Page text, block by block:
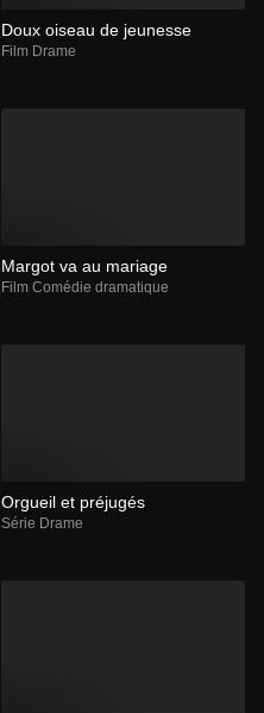
Doux oiseau de jeunesse
Film Drame
Margot va au mariage
Film Comédie dramatique
Orgueil et préjugés
Série Drame